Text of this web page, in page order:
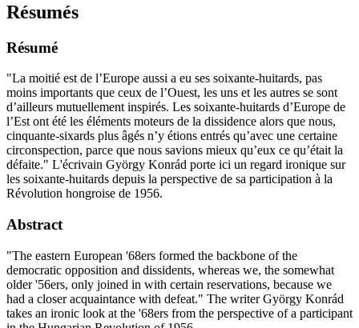
Résumés
Résumé
"La moitié est de l’Europe aussi a eu ses soixante-huitards, pas
moins importants que ceux de l’Ouest, les uns et les autres se sont
d’ailleurs mutuellement inspirés. Les soixante-huitards d’Europe de
l’Est ont été les éléments moteurs de la dissidence alors que nous,
cinquante-sixards plus âgés n’y étions entrés qu’avec une certaine
circonspection, parce que nous savions mieux qu’eux ce qu’était la
défaite." L'écrivain György Konrád porte ici un regard ironique sur
les soixante-huitards depuis la perspective de sa participation à la
Révolution hongroise de 1956.
Abstract
"The eastern European '68ers formed the backbone of the
democratic opposition and dissidents, whereas we, the somewhat
older '56ers, only joined in with certain reservations, because we
had a closer acquaintance with defeat." The writer György Konrád
takes an ironic look at the '68ers from the perspective of a participant